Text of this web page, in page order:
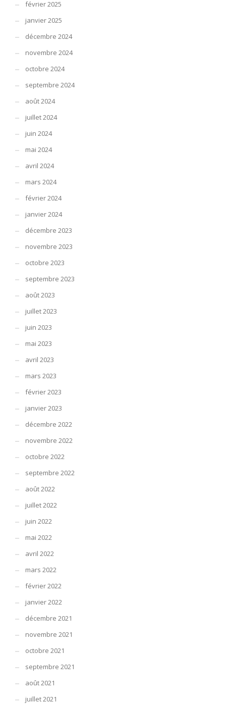
février 2025
janvier 2025
décembre 2024
novembre 2024
octobre 2024
septembre 2024
août 2024
juillet 2024
juin 2024
mai 2024
avril 2024
mars 2024
février 2024
janvier 2024
décembre 2023
novembre 2023
octobre 2023
septembre 2023
août 2023
juillet 2023
juin 2023
mai 2023
avril 2023
mars 2023
février 2023
janvier 2023
décembre 2022
novembre 2022
octobre 2022
septembre 2022
août 2022
juillet 2022
juin 2022
mai 2022
avril 2022
mars 2022
février 2022
janvier 2022
décembre 2021
novembre 2021
octobre 2021
septembre 2021
août 2021
juillet 2021